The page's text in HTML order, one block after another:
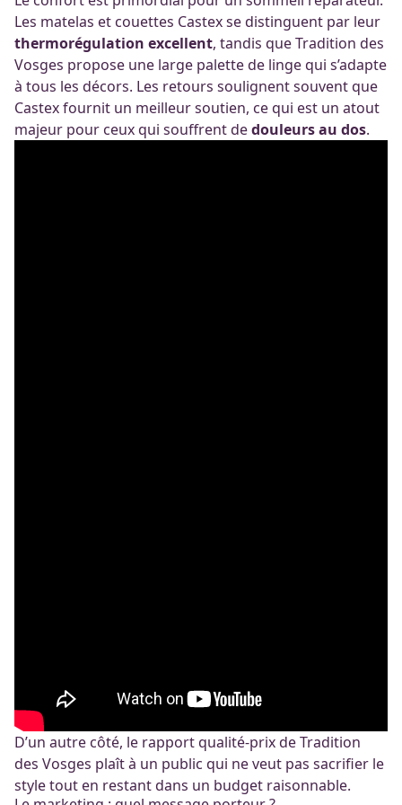
Les matelas et couettes Castex se distinguent par leur
thermorégulation excellent, tandis que Tradition des
Vosges propose une large palette de linge qui s’adapte
à tous les décors. Les retours soulignent souvent que
Castex fournit un meilleur soutien, ce qui est un atout
majeur pour ceux qui souffrent dedouleurs au dos.
D’un autre côté, le rapport qualité-prix de Tradition
des Vosges plaît à un public qui ne veut pas sacrifier le
style tout en restant dans un budget raisonnable.